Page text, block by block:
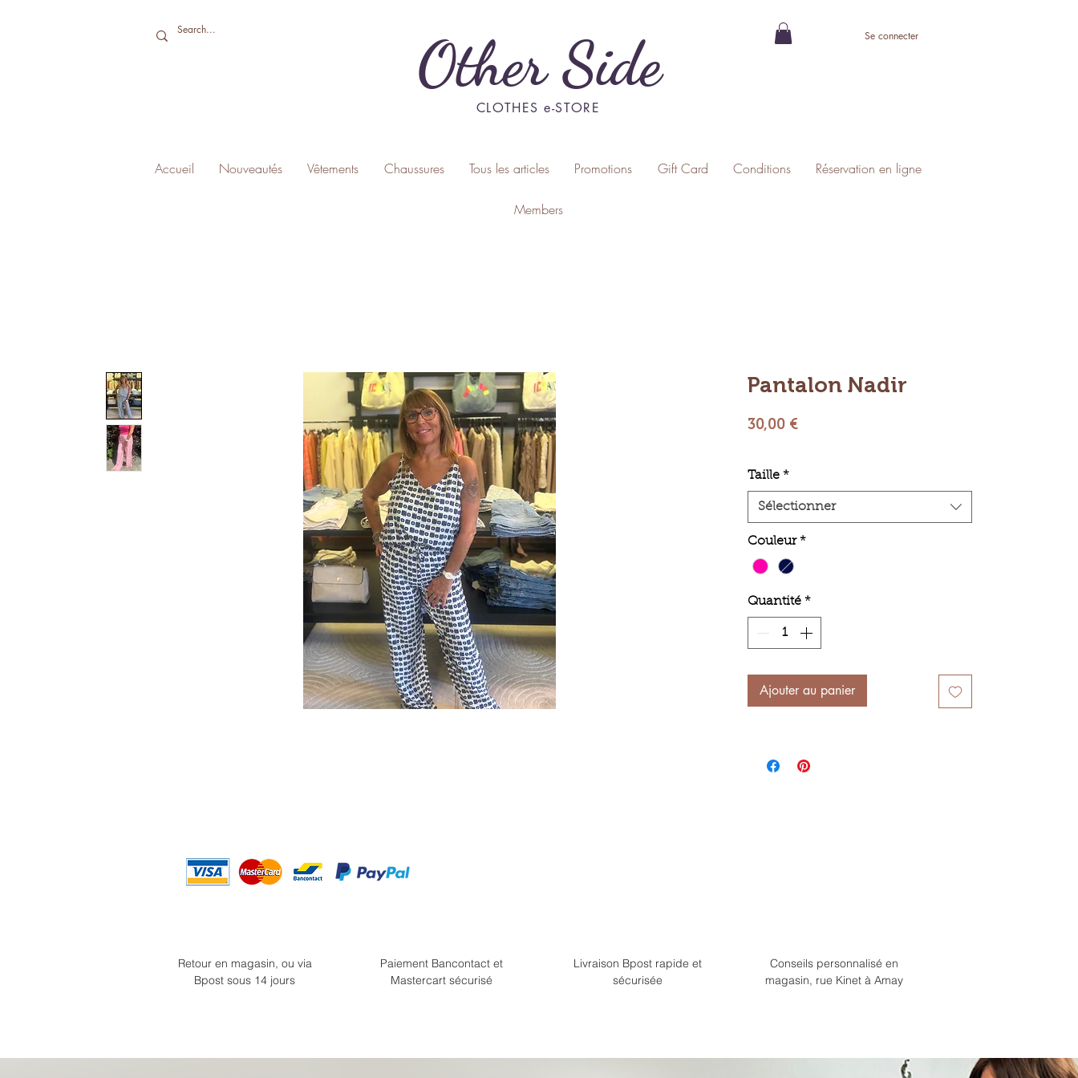
Other Side
CLOTHES e-STORE
Se connecter
Accueil Nouveautés Vêtements Chaussures Tous les articles Promotions Gift Card Conditions Réservation en ligne
Members
Pantalon Nadir
30,00 €Prix
Taille *
Sélectionner
Couleur *
Quantité *
Ajouter au panier
Retour en magasin, ou via
Bpost sous 14 jours
Paiement Bancontact et
Mastercart sécurisé
Livraison Bpost rapide et
sécurisée
Conseils personnalisé en
magasin, rue Kinet à Amay